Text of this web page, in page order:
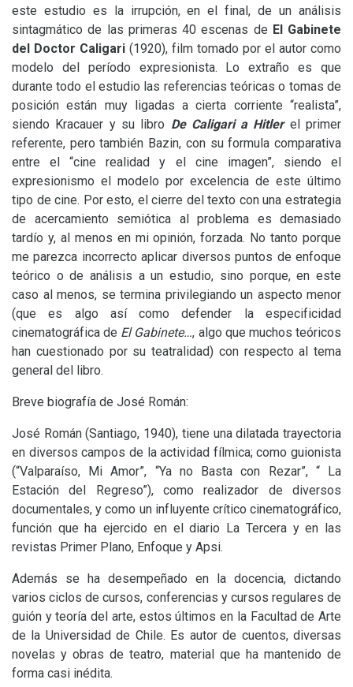
este estudio es la irrupción, en el final, de un análisis
sintagmático de las primeras 40 escenas de El Gabinete
del Doctor Caligari (1920), film tomado por el autor como
modelo del período expresionista. Lo extraño es que
durante todo el estudio las referencias teóricas o tomas de
posición están muy ligadas a cierta corriente “realista”,
siendo Kracauer y su libro De Caligari a Hitlerel primer
referente, pero también Bazin, con su formula comparativa
entre el “cine realidad y el cine imagen”, siendo el
expresionismo el modelo por excelencia de este último
tipo de cine. Por esto, el cierre del texto con una estrategia
de acercamiento semiótica al problema es demasiado
tardío y, al menos en mi opinión, forzada. No tanto porque
me parezca incorrecto aplicar diversos puntos de enfoque
teórico o de análisis a un estudio, sino porque, en este
caso al menos, se termina privilegiando un aspecto menor
(que es algo así como defender la especificidad
cinematográfica de El Gabinete…, algo que muchos teóricos
han cuestionado por su teatralidad) con respecto al tema
general del libro.
Breve biografía de José Román:
José Román (Santiago, 1940), tiene una dilatada trayectoria
en diversos campos de la actividad fílmica; como guionista
(“Valparaíso, Mi Amor”, “Ya no Basta con Rezar”, “ La
Estación del Regreso”), como realizador de diversos
documentales, y como un influyente crítico cinematográfico,
función que ha ejercido en el diario La Tercera y en las
revistas Primer Plano, Enfoque y Apsi.
Además se ha desempeñado en la docencia, dictando
varios ciclos de cursos, conferencias y cursos regulares de
guión y teoría del arte, estos últimos en la Facultad de Arte
de la Universidad de Chile. Es autor de cuentos, diversas
novelas y obras de teatro, material que ha mantenido de
forma casi inédita.